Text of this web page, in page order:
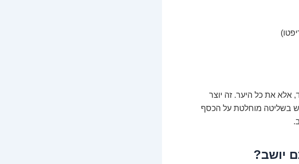
את כל היער. זה יוצר
בשליטה מוחלטת על הכסף
יושב?